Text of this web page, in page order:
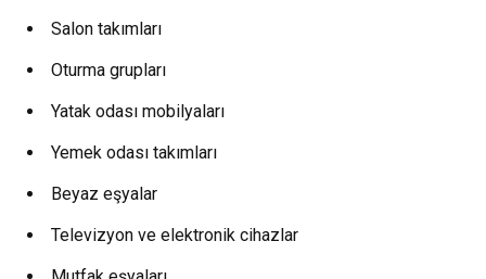
Salon takımları
Oturma grupları
Yatak odası mobilyaları
Yemek odası takımları
Beyaz eşyalar
Televizyon ve elektronik cihazlar